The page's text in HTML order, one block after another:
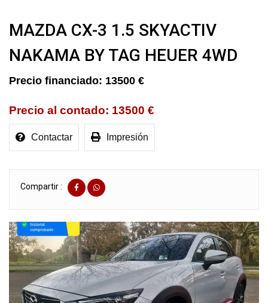
MAZDA CX-3 1.5 SKYACTIV
NAKAMA BY TAG HEUER 4WD
13500 €
13500 €
Contactar Impresión
Compartir :